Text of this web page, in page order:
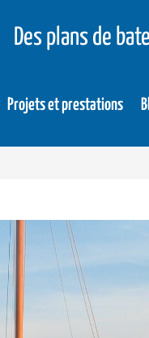
Des plans de
Projets et prestations